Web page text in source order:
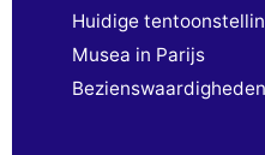
Huidige
Musea in Parijs